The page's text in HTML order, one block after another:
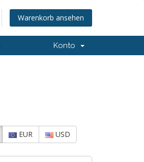
Warenkorb ansehen
Konto
EUR USD